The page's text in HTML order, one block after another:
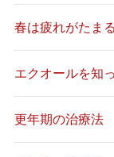
春は疲れがたま
エクオールを知
更年期の治療法